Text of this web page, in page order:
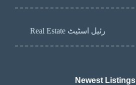
Real Estate رئیل اسٹیٹ
Newest Listings​